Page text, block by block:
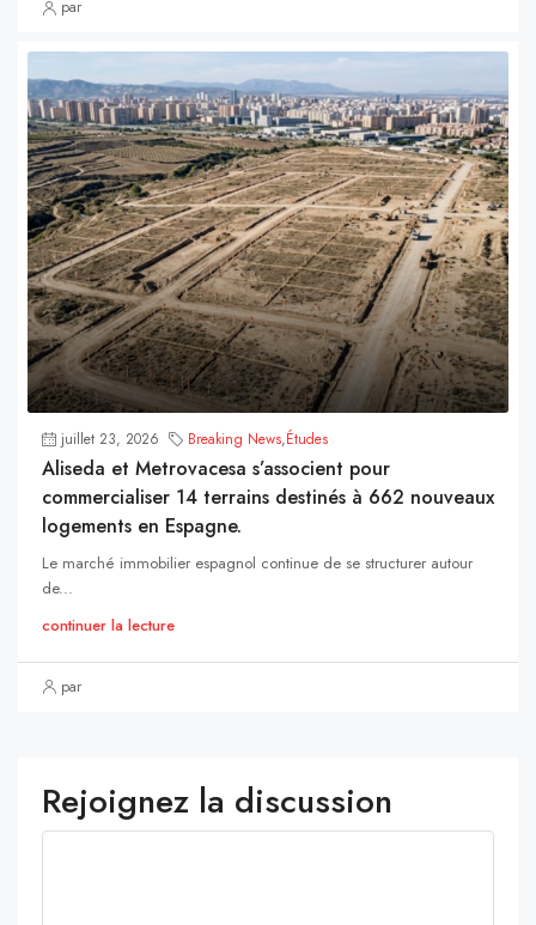
par
juillet 23, 2026 Breaking News,Études
Aliseda et Metrovacesa s’associent pour
commercialiser 14 terrains destinés à 662 nouveaux
logements en Espagne.
Le marché immobilier espagnol continue de se structurer autour
de...
continuer la lecture
par
Rejoignez la discussion